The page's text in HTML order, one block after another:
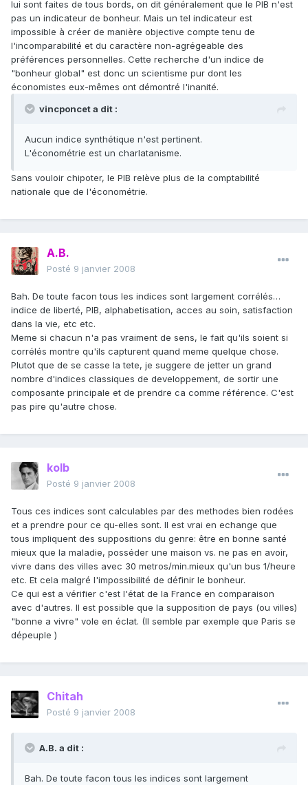
lui sont faites de tous bords, on dit généralement que le PIB n'est
pas un indicateur de bonheur. Mais un tel indicateur est
impossible à créer de manière objective compte tenu de
l'incomparabilité et du caractère non-agrégeable des
préférences personnelles. Cette recherche d'un indice de
"bonheur global" est donc un scientisme pur dont les
économistes eux-mêmes ont démontré l'inanité.
vincponcet a dit :
Aucun indice synthétique n'est pertinent.
L'économétrie est un charlatanisme.
Sans vouloir chipoter, le PIB relève plus de la comptabilité
nationale que de l'économétrie.
A.B.
Posté 9 janvier 2008
Bah. De toute facon tous les indices sont largement corrélés…
indice de liberté, PIB, alphabetisation, acces au soin, satisfaction
dans la vie, etc etc.
Meme si chacun n'a pas vraiment de sens, le fait qu'ils soient si
corrélés montre qu'ils capturent quand meme quelque chose.
Plutot que de se casse la tete, je suggere de jetter un grand
nombre d'indices classiques de developpement, de sortir une
composante principale et de prendre ca comme référence. C'est
pas pire qu'autre chose.
kolb
Posté 9 janvier 2008
Tous ces indices sont calculables par des methodes bien rodées
et a prendre pour ce qu-elles sont. Il est vrai en echange que
tous impliquent des suppositions du genre: être en bonne santé
mieux que la maladie, posséder une maison vs. ne pas en avoir,
vivre dans des villes avec 30 metros/min.mieux qu'un bus 1/heure
etc. Et cela malgré l'impossibilité de définir le bonheur.
Ce qui est a vérifier c'est l'état de la France en comparaison
avec d'autres. Il est possible que la supposition de pays (ou villes)
"bonne a vivre" vole en éclat. (Il semble par exemple que Paris se
dépeuple )
Chitah
Posté 9 janvier 2008
A.B. a dit :
Bah. De toute facon tous les indices sont largement